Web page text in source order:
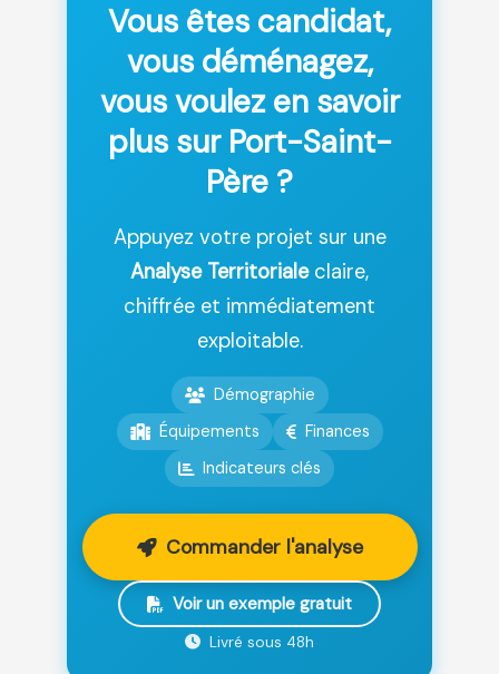
Vous êtes candidat,
vous déménagez,
vous voulez en savoir
plus sur Port-Saint-
Père ?
Appuyez votre projet sur une
Analyse Territorialeclaire,
chiffrée et immédiatement
exploitable.
Démographie
Équipements
Finances
Indicateurs clés
Commander l'analyse
Voir un exemple gratuit
Livré sous 48h